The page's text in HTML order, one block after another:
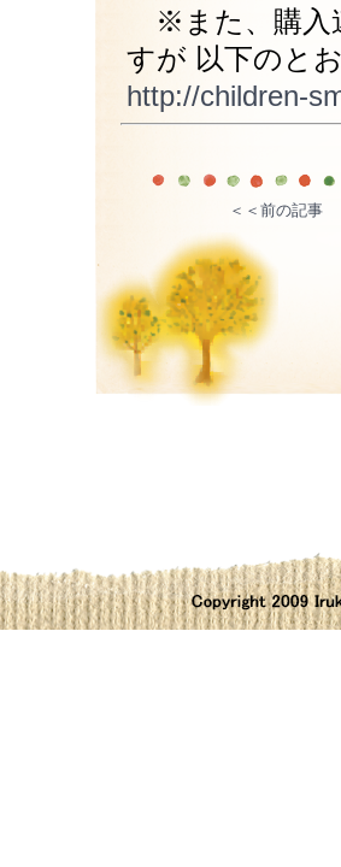
※また、購入
すが 以下のと
http://children-
＜＜前の記事